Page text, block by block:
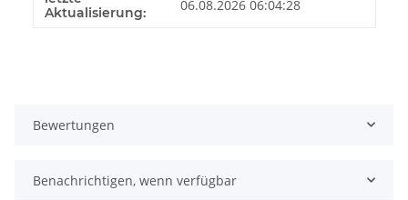
Aktualisierung:
06.08.2026 06:04:28
Bewertungen
Benachrichtigen, wenn verfügbar